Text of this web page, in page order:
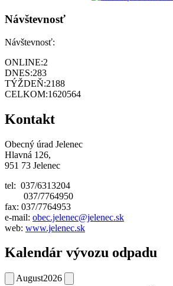
Návštevnosť
Návštevnosť:
ONLINE:2
DNES:283
TÝŽDEŇ:2188
CELKOM:1620564
Kontakt
Obecný úrad Jelenec
Hlavná 126,
951 73 Jelenec
tel: 037/6313204
037/7764950
fax: 037/7764953
e-mail: obec.jelenec@jelenec.sk
web: www.jelenec.sk
Kalendár vývozu odpadu
August2026